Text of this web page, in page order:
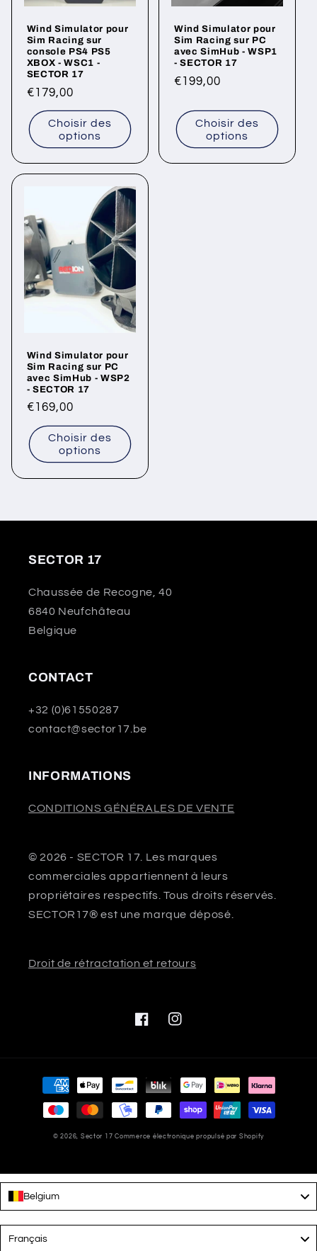
Wind Simulator pour
Sim Racing sur
console PS4 PS5
XBOX - WSC1 -
SECTOR 17
Prix
habituel
€179,00
Choisir des
options
Wind Simulator pour
Sim Racing sur PC
avec SimHub - WSP1
- SECTOR 17
Prix
€199,00
Choisir des
options
Wind Simulator pour
Sim Racing sur PC
avec SimHub - WSP2
- SECTOR 17
Prix
habituel
€169,00
Choisir des
options
SECTOR 17
Chaussée de Recogne, 40
6840 Neufchâteau
Belgique
CONTACT
+32 (0)61550287
contact@sector17.be
INFORMATIONS
CONDITIONS GÉNÉRALES DE VENTE
© 2026 - SECTOR 17. Les marques
commerciales appartiennent à leurs
propriétaires respectifs. Tous droits réservés.
SECTOR17® est une marque déposé.
Droit de rétractation et retours
FacebookInstagram
Moyens
paiement
© 2026, Sector 17 Commerce électronique propulsé par Shopify
Belgium
Français